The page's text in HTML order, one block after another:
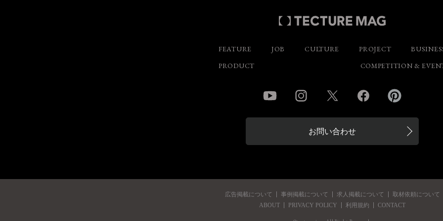
FEATURE JOB CULTURE PROJECT
PRODUCT
COMPETITION &
YouTube Instagram Twitter Facebook
お問い合わせ
広告掲載について 事例掲載について 求人掲載について
取材依頼について
ABOUT
PRIVACY POLICY 利用規約 CONTACT